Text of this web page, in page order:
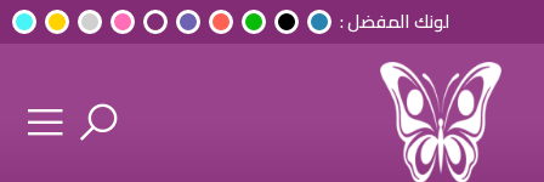
لونك المفضل :